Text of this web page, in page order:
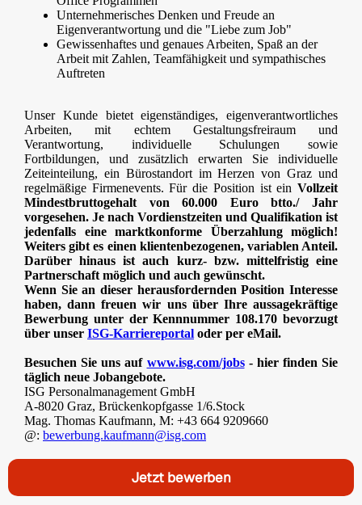
Unternehmerisches Denken und Freude an
Eigenverantwortung und die "Liebe zum Job"
Gewissenhaftes und genaues Arbeiten, Spaß an der
Arbeit mit Zahlen, Teamfähigkeit und sympathisches
Auftreten
Unser Kunde bietet eigenständiges, eigenverantwortliches
Arbeiten, mit echtem Gestaltungsfreiraum und
Verantwortung, individuelle Schulungen sowie
Fortbildungen, und zusätzlich erwarten Sie individuelle
Zeiteinteilung, ein Bürostandort im Herzen von Graz und
regelmäßige Firmenevents. Für die Position ist ein Vollzeit
Mindestbruttogehalt von 60.000 Euro btto./ Jahr
vorgesehen. Je nach Vordienstzeiten und Qualifikation ist
jedenfalls eine marktkonforme Überzahlung möglich!
Weiters gibt es einen klientenbezogenen, variablen Anteil.
Darüber hinaus ist auch kurz- bzw. mittelfristig eine
Partnerschaft möglich und auch gewünscht.
Wenn Sie an dieser herausfordernden Position Interesse
haben, dann freuen wir uns über Ihre aussagekräftige
Bewerbung unter derKennnummer 108.170 bevorzugt
über unser ISG-Karriereportal oder per eMail.
Besuchen Sie uns auf www.isg.com/jobs- hier finden Sie
täglich neue Jobangebote.
ISG Personalmanagement GmbH
A-8020 Graz, Brückenkopfgasse 1/6.Stock
Mag. Thomas Kaufmann, M: +43 664 9209660
@: bewerbung.kaufmann@isg.com
Jetzt bewerben